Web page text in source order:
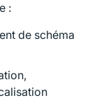
:
de schéma